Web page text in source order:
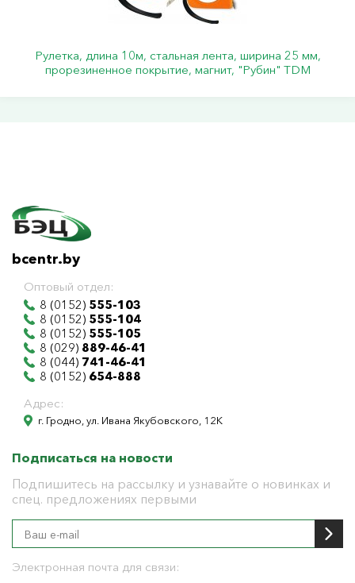
Рулетка, длина 10м, стальная лента, ширина 25 мм,
прорезиненное покрытие, магнит, "Рубин" TDM
bcentr.by
Оптовый отдел:
8 (0152) 555-103
8 (0152) 555-104
8 (0152) 555-105
8 (029) 889-46-41
8 (044) 741-46-41
8 (0152) 654-888
Адрес:
г. Гродно, ул. Ивана Якубовского, 12К
Подписаться на новости
Подпишитесь на рассылку и узнавайте о новинках и
спец. предложениях первыми
Электронная почта для связи: